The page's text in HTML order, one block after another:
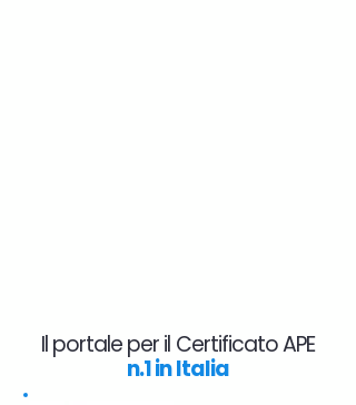
Il portale per il Certificato APE
n.1 in Italia